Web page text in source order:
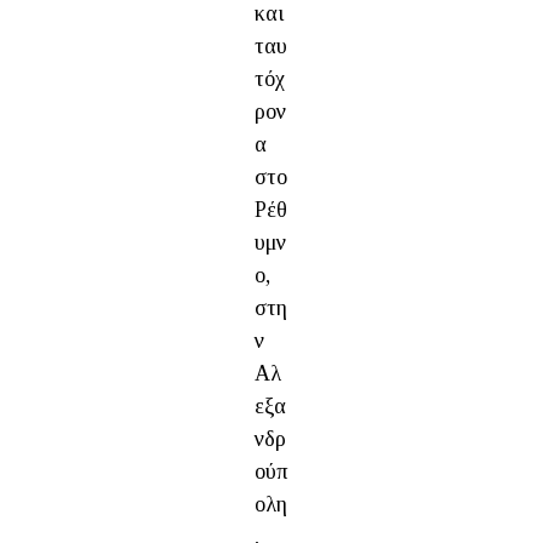
και
ταυ
τόχ
ρον
α
στο
Ρέθ
υμν
ο,
στη
ν
Αλ
εξα
νδρ
ούπ
ολη
,